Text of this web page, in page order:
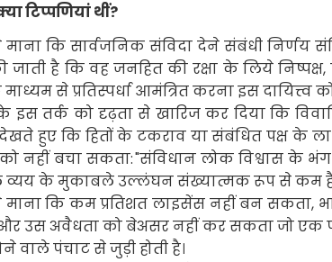
टिप्पणियां थीं?
कि सार्वजनिक संविदा देने संबंधी निर्णय
जाती है कि वह जनहित की रक्षा के लिये निष्पक्ष,
से प्रतिस्पर्धा आमंत्रित करना इस दायित्त्व
इस तर्क को दृढ़ता से खारिज कर दिया कि
हुए कि हितों के टकराव या संबंधित पक्ष के
नहीं बचा सकता:"संविधान लोक विश्वास के
व्यय के मुकाबले उल्लंघन संख्यात्मक रूप से कम
माना कि कम प्रतिशत लाइसेंस नहीं बन सकता,
उस अवैधता को बेअसर नहीं कर सकता जो एक
वाले पंचाट से जुड़ी होती है।